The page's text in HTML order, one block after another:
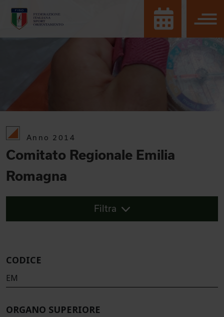
Anno 2014
Comitato Regionale Emilia
Romagna
Filtra
CODICE
EM
ORGANO SUPERIORE